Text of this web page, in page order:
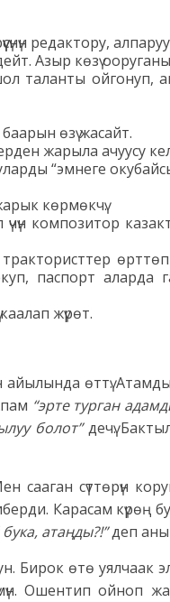
редактору,
Азыр көзү
таланты ойгонуп,
өзү жасайт.
жарыла ачуусу
“эмнеге
көрмөкчү.
композитор
паспорт аларда
жүрөт.
өттү.
“эрте турган
болот”дечү.
сааган сүттөрүн
Карасам күрөң
атаңды?!”деп аны
Бирок өтө уялчаак
Ошентип ойноп